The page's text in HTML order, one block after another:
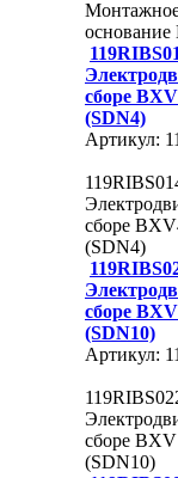
сборе
(SDN4)
Артикул:
сборе
(SDN4)
сборе
(SDN10)
Артикул:
сборе
(SDN10)